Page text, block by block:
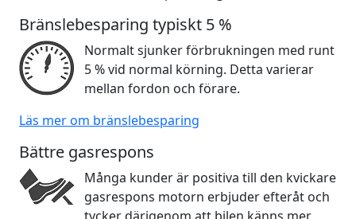
Bränslebesparing typiskt 5 %
Normalt sjunker förbrukningen med runt
5 % vid normal körning. Detta varierar
mellan fordon och förare.
Läs mer om bränslebesparing
Bättre gasrespons
Många kunder är positiva till den kvickare
gasrespons motorn erbjuder efteråt och